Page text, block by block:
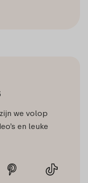
we volop
en leuke